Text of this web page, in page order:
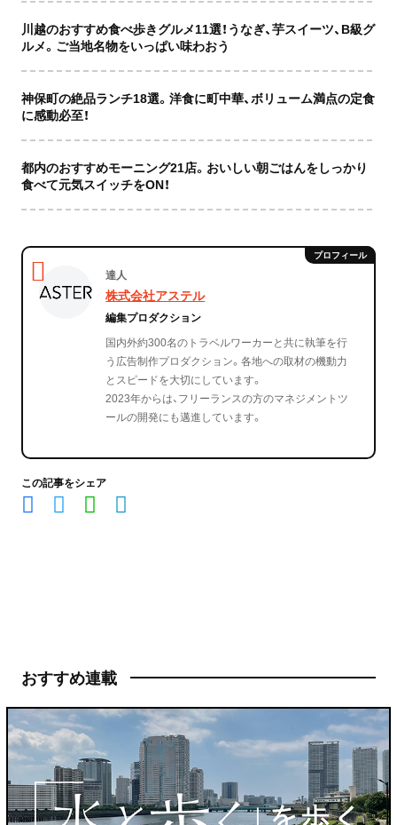
川越のおすすめ食べ歩きグルメ11選！うなぎ、芋スイーツ、B級グ
ルメ。ご当地名物をいっぱい味わおう
神保町の絶品ランチ18選。洋食に町中華、ボリューム満点の定食
に感動必至！
都内のおすすめモーニング21店。おいしい朝ごはんをしっかり
食べて元気スイッチをON！
達人
株式会社アステル
編集プロダクション
国内外約300名のトラベルワーカーと共に執筆を行
う広告制作プロダクション。各地への取材の機動力
とスピードを大切にしています。
2023年からは、フリーランスの方のマネジメントツ
ールの開発にも邁進しています。
この記事をシェア
おすすめ連載